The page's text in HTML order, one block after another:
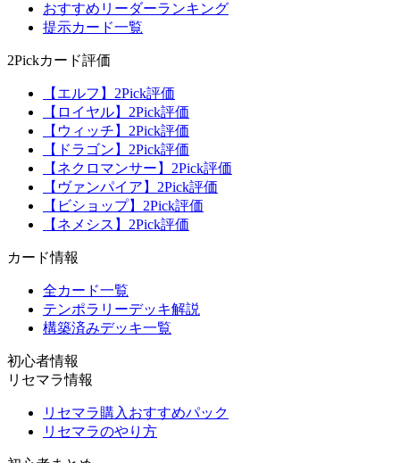
おすすめリーダーランキング
提示カード一覧
2Pickカード評価
【エルフ】2Pick評価
【ロイヤル】2Pick評価
【ウィッチ】2Pick評価
【ドラゴン】2Pick評価
【ネクロマンサー】2Pick評価
【ヴァンパイア】2Pick評価
【ビショップ】2Pick評価
【ネメシス】2Pick評価
カード情報
全カード一覧
テンポラリーデッキ解説
構築済みデッキ一覧
初心者情報
リセマラ情報
リセマラ購入おすすめパック
リセマラのやり方